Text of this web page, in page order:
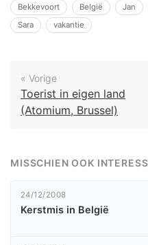
Bekkevoort België Jan
Sara
vakantie
« Vorige
Toerist in eigen land
(Atomium, Brussel)
MISSCHIEN OOK
24/12/2008
Kerstmis in België